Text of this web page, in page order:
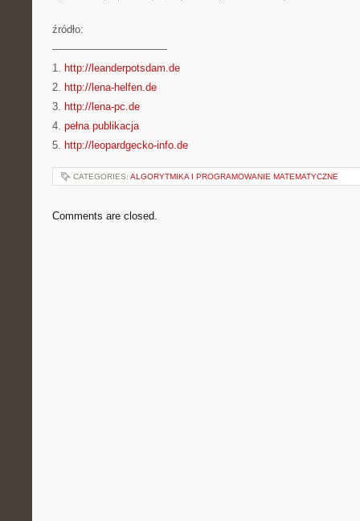
źródło:
———————————
1. http://leanderpotsdam.de
2. http://lena-helfen.de
3. http://lena-pc.de
4. pełna publikacja
5. http://leopardgecko-info.de
CATEGORIES: ALGORYTMIKA I PROGRAMOWANIE MATEMATYCZNE
Comments are closed.